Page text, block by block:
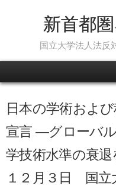
新首都
国立大学法人法反
日本の学術およ
宣言 ―グローバ
学技術水準の衰
１２月３日 国立